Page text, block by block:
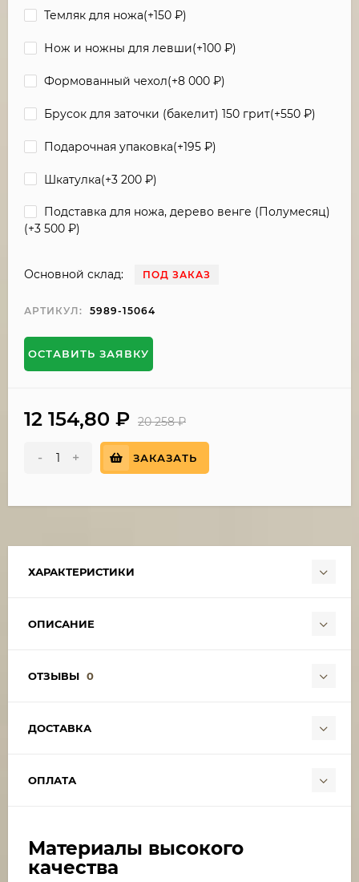
Темляк для ножа(+150 ₽)
Нож и ножны для левши(+100 ₽)
Формованный чехол(+8 000 ₽)
Брусок для заточки (бакелит) 150 грит(+550 ₽)
Подарочная упаковка(+195 ₽)
Шкатулка(+3 200 ₽)
Подставка для ножа, дерево венге (Полумесяц)
(+3 500 ₽)
Основной склад: ПОД ЗАКАЗ
АРТИКУЛ: 5989-15064
ОСТАВИТЬ ЗАЯВКУ
12 154,80 ₽ 20 258₽
- + ЗАКАЗАТЬ
ХАРАКТЕРИСТИКИ
ОПИСАНИЕ
ОТЗЫВЫ 0
ДОСТАВКА
ОПЛАТА
Материалы высокого
качества